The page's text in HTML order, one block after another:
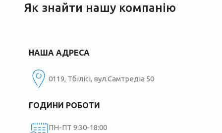
Як знайти нашу компанію
НАША АДРЕСА
0119, Тбілісі, вул.Самтредіа 50
ГОДИНИ РОБОТИ
ПН-ПТ 9:30-18:00